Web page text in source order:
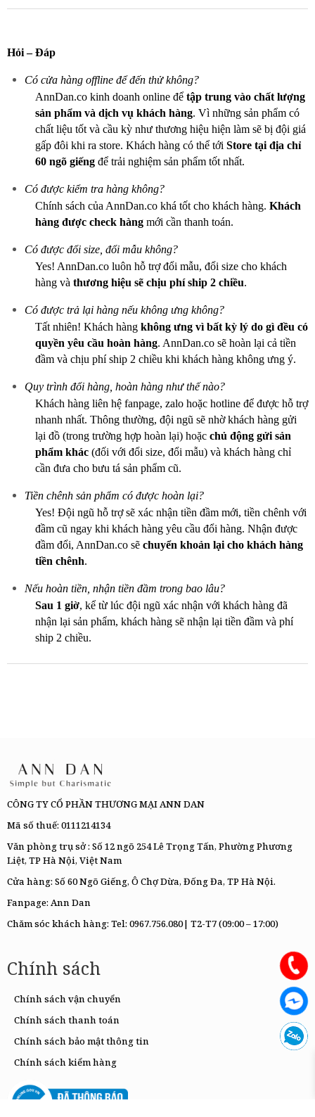
Hỏi – Đáp
Có cửa hàng offline để đến thử không?
AnnDan.co kinh doanh online để tập trung vào chất lượng
sản phẩm và dịch vụ khách hàng. Vì những sản phẩm có
chất liệu tốt và cầu kỳ như thương hiệu hiện làm sẽ bị đội giá
gấp đôi khi ra store. Khách hàng có thể tới Store tại địa chỉ
60 ngõ giếng để trải nghiệm sản phẩm tốt nhất.
Có được kiểm tra hàng không?
Chính sách của AnnDan.co khá tốt cho khách hàng. Khách
hàng được check hàng mới cần thanh toán.
Có được đổi size, đổi mẫu không?
Yes! AnnDan.co luôn hỗ trợ đổi mẫu, đổi size cho khách
hàng và thương hiệu sẽ chịu phí ship 2 chiều.
Có được trả lại hàng nếu không ưng không?
Tất nhiên! Khách hàng không ưng vì bất kỳ lý do gì đều có
quyền yêu cầu hoàn hàng. AnnDan.co sẽ hoàn lại cả tiền
đầm và chịu phí ship 2 chiều khi khách hàng không ưng ý.
Quy trình đổi hàng, hoàn hàng như thế nào?
Khách hàng liên hệ fanpage, zalo hoặc hotline để được hỗ trợ
nhanh nhất. Thông thường, đội ngũ sẽ nhờ khách hàng gửi
lại đồ (trong trường hợp hoàn lại) hoặc chủ động gửi sản
phẩm khác (đối với đổi size, đổi mẫu) và khách hàng chỉ
cần đưa cho bưu tá sản phẩm cũ.
Tiền chênh sản phẩm có được hoàn lại?
Yes! Đội ngũ hỗ trợ sẽ xác nhận tiền đầm mới, tiền chênh với
đầm cũ ngay khi khách hàng yêu cầu đổi hàng. Nhận được
đầm đổi, AnnDan.co sẽ chuyển khoản lại cho khách hàng
tiền chênh.
Nếu hoàn tiền, nhận tiền đầm trong bao lâu?
Sau 1 giờ, kể từ lúc đội ngũ xác nhận với khách hàng đã
nhận lại sản phẩm, khách hàng sẽ nhận lại tiền đầm và phí
ship 2 chiều.
CÔNG TY CỔ PHẦN THƯƠNG MẠI ANN DAN
Mã số thuế: 0111214134
Văn phòng trụ sở : Số 12 ngõ 254 Lê Trọng Tấn, Phường Phương
Liệt, TP Hà Nội, Việt Nam
Cửa hàng: Số 60 Ngõ Giếng, Ô Chợ Dừa, Đống Đa, TP Hà Nội.
Fanpage: Ann Dan
Chăm sóc khách hàng: Tel: 0967.756.080| T2-T7 (09:00 – 17:00)
Chính sách
Chính sách vận chuyển
Chính sách thanh toán
Chính sách bảo mật thông tin
Chính sách kiểm hàng